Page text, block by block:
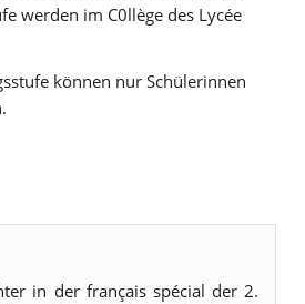
werden im C0llège des Lycée
können nur Schülerinnen
in der français spécial der 2.